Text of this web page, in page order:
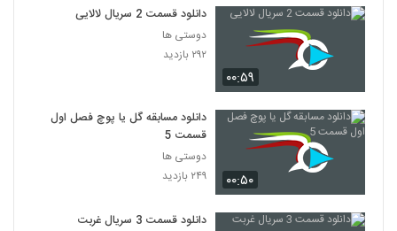
۰۰:۵۹
دانلود قسمت 2 سریال لالایی
دوستی ها
۲۹۲ بازدید
۰۰:۵۰
دانلود مسابقه گل یا پوچ فصل اول
قسمت 5
دوستی ها
۲۴۹ بازدید
دانلود قسمت 3 سریال غربت